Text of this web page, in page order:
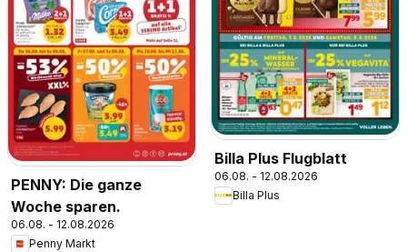
PENNY: Die ganze
Woche sparen.
06.08. - 12.08.2026
Penny Markt
Billa Plus Flugblatt
06.08. - 12.08.2026
Billa Plus